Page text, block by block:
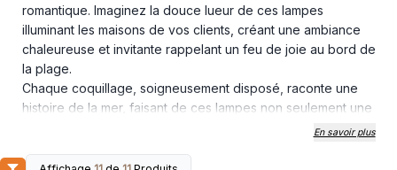
romantique. Imaginez la douce lueur de ces lampes
illuminant les maisons de vos clients, créant une ambiance
chaleureuse et invitante rappelant un feu de joie au bord de
la plage.
Chaque coquillage, soigneusement disposé, raconte une
histoire de la mer, faisant de ces lampes non seulement une
source de lumière mais aussi une œuvre d'art qui capture
décorent un havre d'inspiration bohème ou cherchent à
En savoir plus